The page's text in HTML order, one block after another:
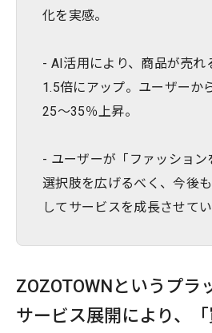
化を実感。
- AI活用により、商品が売れ
1.5倍にアップ。ユーザーか
25〜35％上昇。
- ユーザーが「ファッショ
選択肢を広げるべく、今後
してサービスを成長させてい
ZOZOTOWNというプラ
サービス展開により、